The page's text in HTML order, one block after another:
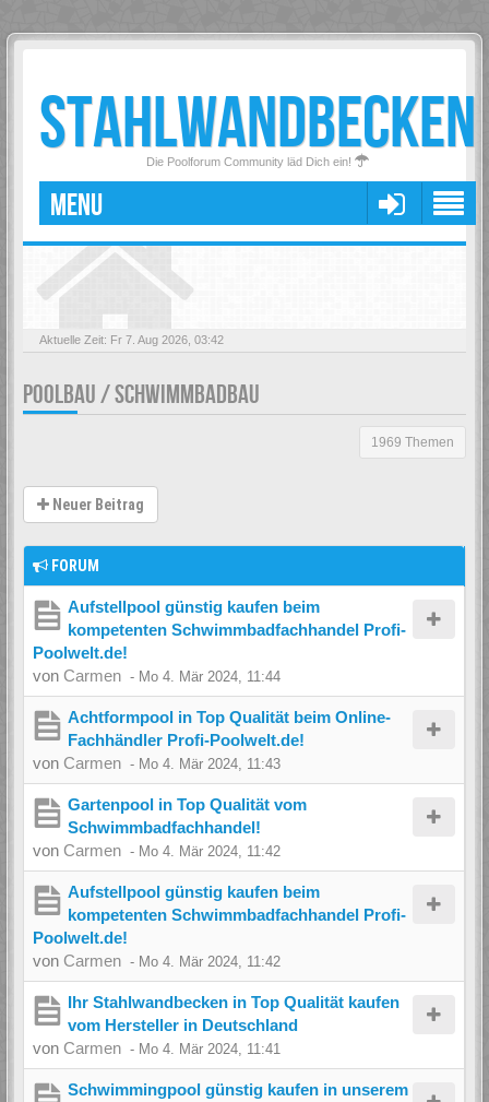
STAHLWANDBECKEN
Die Poolforum Community läd Dich ein!
MENU
Aktuelle Zeit: Fr 7. Aug 2026, 03:42
POOLBAU / SCHWIMMBADBAU
1969 Themen
Neuer Beitrag
FORUM
Aufstellpool günstig kaufen beim
kompetenten Schwimmbadfachhandel Profi-
Poolwelt.de!
von Carmen - Mo 4. Mär 2024, 11:44
Achtformpool in Top Qualität beim Online-
Fachhändler Profi-Poolwelt.de!
von Carmen - Mo 4. Mär 2024, 11:43
Gartenpool in Top Qualität vom
Schwimmbadfachhandel!
von Carmen - Mo 4. Mär 2024, 11:42
Aufstellpool günstig kaufen beim
kompetenten Schwimmbadfachhandel Profi-
Poolwelt.de!
von Carmen - Mo 4. Mär 2024, 11:42
Ihr Stahlwandbecken in Top Qualität kaufen
vom Hersteller in Deutschland
von Carmen - Mo 4. Mär 2024, 11:41
Schwimmingpool günstig kaufen in unserem